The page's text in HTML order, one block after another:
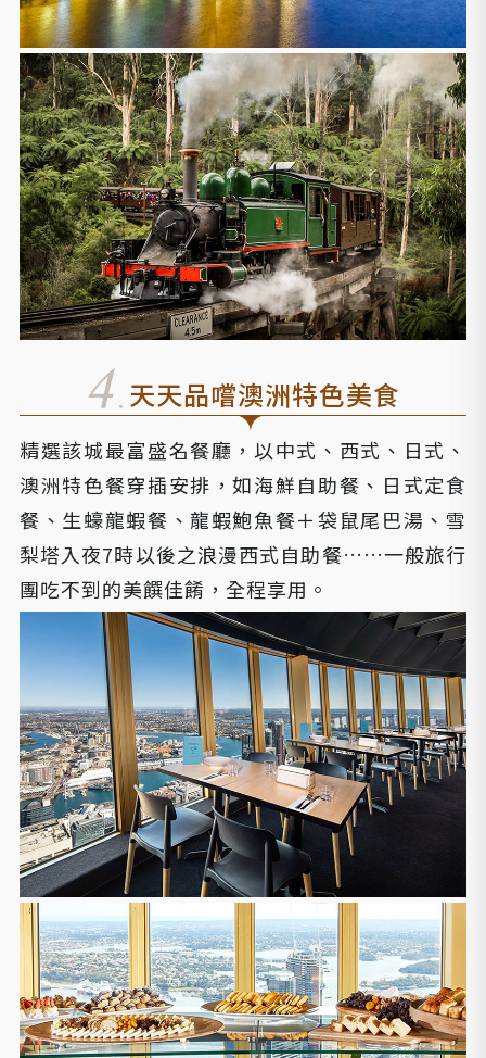
天天品嚐澳洲特色美食
精選該城最富盛名餐廳，以中式、西式、日式、
澳洲特色餐穿插安排，如海鮮自助餐、日式定食
餐、生蠔龍蝦餐、龍蝦鮑魚餐＋袋鼠尾巴湯、雪
梨塔入夜7時以後之浪漫西式自助餐……一般旅行
團吃不到的美饌佳餚，全程享用。